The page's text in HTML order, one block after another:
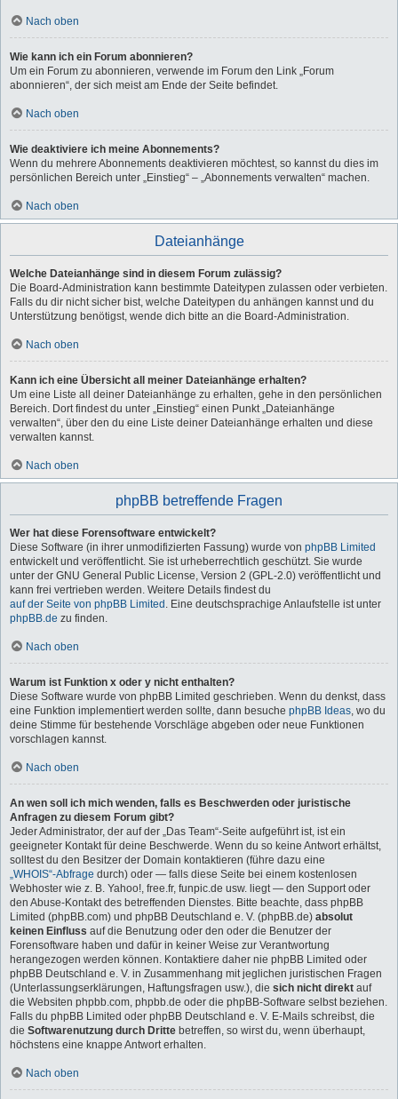
Nach oben
Wie kann ich ein Forum abonnieren?
Um ein Forum zu abonnieren, verwende im Forum den Link „Forum
abonnieren“, der sich meist am Ende der Seite befindet.
Nach oben
Wie deaktiviere ich meine Abonnements?
Wenn du mehrere Abonnements deaktivieren möchtest, so kannst du dies im
persönlichen Bereich unter „Einstieg“ – „Abonnements verwalten“ machen.
Nach oben
Dateianhänge
Welche Dateianhänge sind in diesem Forum zulässig?
Die Board-Administration kann bestimmte Dateitypen zulassen oder verbieten.
Falls du dir nicht sicher bist, welche Dateitypen du anhängen kannst und du
Unterstützung benötigst, wende dich bitte an die Board-Administration.
Nach oben
Kann ich eine Übersicht all meiner Dateianhänge erhalten?
Um eine Liste all deiner Dateianhänge zu erhalten, gehe in den persönlichen
Bereich. Dort findest du unter „Einstieg“ einen Punkt „Dateianhänge
verwalten“, über den du eine Liste deiner Dateianhänge erhalten und diese
verwalten kannst.
Nach oben
phpBB betreffende Fragen
Wer hat diese Forensoftware entwickelt?
Diese Software (in ihrer unmodifizierten Fassung) wurde von phpBB Limited
entwickelt und veröffentlicht. Sie ist urheberrechtlich geschützt. Sie wurde
unter der GNU General Public License, Version 2 (GPL-2.0) veröffentlicht und
kann frei vertrieben werden. Weitere Details findest du
auf der Seite von phpBB Limited . Eine deutschsprachige Anlaufstelle ist unter
phpBB.de zu finden.
Nach oben
Warum ist Funktion x oder y nicht enthalten?
Diese Software wurde von phpBB Limited geschrieben. Wenn du denkst, dass
eine Funktion implementiert werden sollte, dann besuche phpBB Ideas, wo du
deine Stimme für bestehende Vorschläge abgeben oder neue Funktionen
vorschlagen kannst.
Nach oben
An wen soll ich mich wenden, falls es Beschwerden oder juristische
Anfragen zu diesem Forum gibt?
Jeder Administrator, der auf der „Das Team“-Seite aufgeführt ist, ist ein
geeigneter Kontakt für deine Beschwerde. Wenn du so keine Antwort erhältst,
solltest du den Besitzer der Domain kontaktieren (führe dazu eine
„WHOIS“-Abfrage durch) oder — falls diese Seite bei einem kostenlosen
Webhoster wie z. B. Yahoo!, free.fr, funpic.de usw. liegt — den Support oder
den Abuse-Kontakt des betreffenden Dienstes. Bitte beachte, dass phpBB
Limited (phpBB.com) und phpBB Deutschland e. V. (phpBB.de) absolut
keinen Einfluss auf die Benutzung oder den oder die Benutzer der
Forensoftware haben und dafür in keiner Weise zur Verantwortung
herangezogen werden können. Kontaktiere daher nie phpBB Limited oder
phpBB Deutschland e. V. in Zusammenhang mit jeglichen juristischen Fragen
(Unterlassungserklärungen, Haftungsfragen usw.), die sich nicht direkt auf
die Websiten phpbb.com, phpbb.de oder die phpBB-Software selbst beziehen.
Falls du phpBB Limited oder phpBB Deutschland e. V. E-Mails schreibst, die
die Softwarenutzung durch Dritte betreffen, so wirst du, wenn überhaupt,
höchstens eine knappe Antwort erhalten.
Nach oben